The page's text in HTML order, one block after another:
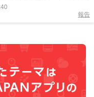
レーシアで乗る新たな
報告